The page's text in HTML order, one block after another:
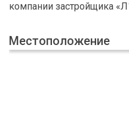
компании застройщика
Местоположение